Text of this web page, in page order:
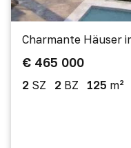
Charmante Häuser
€ 465 000
2 SZ 2 BZ 125 m²